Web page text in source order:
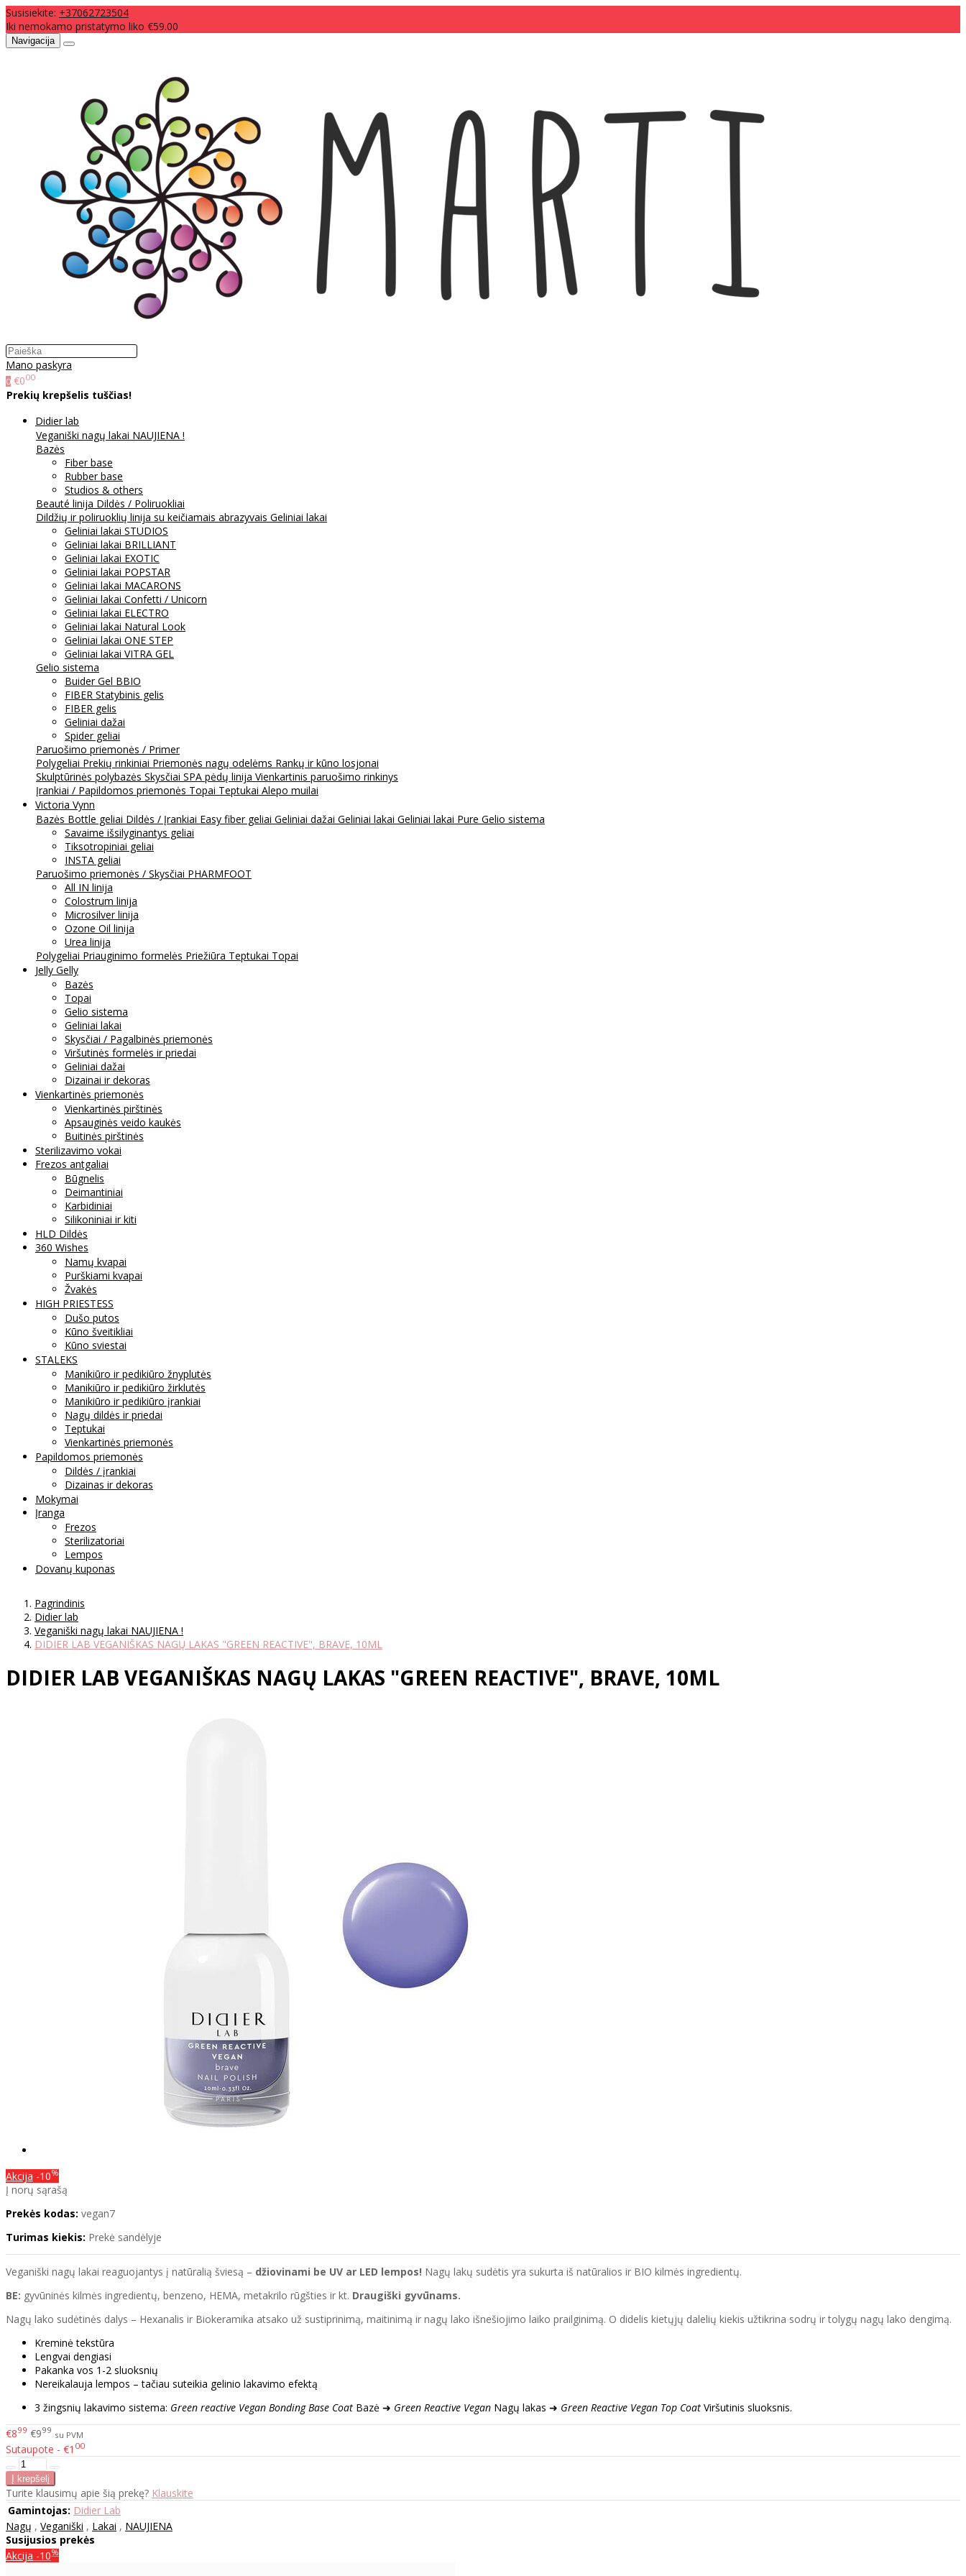
Susisiekite: +37062723504
Iki nemokamo pristatymo liko €59.00
Navigacija
Mano paskyra
0 €000
Prekių krepšelis tuščias!
Didier lab
Veganiški nagų lakai NAUJIENA !
Bazės
Fiber base
Rubber base
Studios & others
Beauté linija Dildės / Poliruokliai
Dildžių ir poliruoklių linija su keičiamais abrazyvais Geliniai lakai
Geliniai lakai STUDIOS
Geliniai lakai BRILLIANT
Geliniai lakai EXOTIC
Geliniai lakai POPSTAR
Geliniai lakai MACARONS
Geliniai lakai Confetti / Unicorn
Geliniai lakai ELECTRO
Geliniai lakai Natural Look
Geliniai lakai ONE STEP
Geliniai lakai VITRA GEL
Gelio sistema
Buider Gel BBIO
FIBER Statybinis gelis
FIBER gelis
Geliniai dažai
Spider geliai
Paruošimo priemonės / Primer
Polygeliai Prekių rinkiniai Priemonės nagų odelėms Rankų ir kūno losjonai
Skulptūrinės polybazės Skysčiai SPA pėdų linija Vienkartinis paruošimo rinkinys
Įrankiai / Papildomos priemonės Topai Teptukai Alepo muilai
Victoria Vynn
Bazės Bottle geliai Dildės / Įrankiai Easy fiber geliai Geliniai dažai Geliniai lakai Geliniai lakai Pure Gelio sistema
Savaime išsilyginantys geliai
Tiksotropiniai geliai
INSTA geliai
Paruošimo priemonės / Skysčiai PHARMFOOT
All IN linija
Colostrum linija
Microsilver linija
Ozone Oil linija
Urea linija
Polygeliai Priauginimo formelės Priežiūra Teptukai Topai
Jelly Gelly
Bazės
Topai
Gelio sistema
Geliniai lakai
Skysčiai / Pagalbinės priemonės
Viršutinės formelės ir priedai
Geliniai dažai
Dizainai ir dekoras
Vienkartinės priemonės
Vienkartinės pirštinės
Apsauginės veido kaukės
Buitinės pirštinės
Sterilizavimo vokai
Frezos antgaliai
Būgnelis
Deimantiniai
Karbidiniai
Silikoniniai ir kiti
HLD Dildės
360 Wishes
Namų kvapai
Purškiami kvapai
Žvakės
HIGH PRIESTESS
Dušo putos
Kūno šveitikliai
Kūno sviestai
STALEKS
Manikiūro ir pedikiūro žnyplutės
Manikiūro ir pedikiūro žirklutės
Manikiūro ir pedikiūro įrankiai
Nagų dildės ir priedai
Teptukai
Vienkartinės priemonės
Papildomos priemonės
Dildės / įrankiai
Dizainas ir dekoras
Mokymai
Įranga
Frezos
Sterilizatoriai
Lempos
Dovanų kuponas
Pagrindinis
Didier lab
Veganiški nagų lakai NAUJIENA !
DIDIER LAB VEGANIŠKAS NAGŲ LAKAS "GREEN REACTIVE", BRAVE, 10ML
DIDIER LAB VEGANIŠKAS NAGŲ LAKAS "GREEN REACTIVE", BRAVE, 10ML
Akcija -10%
Į norų sąrašą
Prekės kodas: vegan7
Turimas kiekis: Prekė sandėlyje
Veganiški nagų lakai reaguojantys į natūralią šviesą – džiovinami be UV ar LED lempos! Nagų lakų sudėtis yra sukurta iš natūralios ir BIO kilmės ingredientų.
BE: gyvūninės kilmės ingredientų, benzeno, HEMA, metakrilo rūgšties ir kt. Draugiški gyvūnams.
Nagų lako sudėtinės dalys – Hexanalis ir Biokeramika atsako už sustiprinimą, maitinimą ir nagų lako išnešiojimo laiko prailginimą. O didelis kietųjų dalelių kiekis užtikrina sodrų ir tolygų nagų lako dengimą.
Kreminė tekstūra
Lengvai dengiasi
Pakanka vos 1-2 sluoksnių
Nereikalauja lempos – tačiau suteikia gelinio lakavimo efektą
3 žingsnių lakavimo sistema: Green reactive Vegan Bonding Base Coat Bazė ➜ Green Reactive Vegan Nagų lakas ➜ Green Reactive Vegan Top Coat Viršutinis sluoksnis.
€899 €999 su PVM
Sutaupote - €1 00
Turite klausimų apie šią prekę? Klauskite
Gamintojas: Didier Lab
Nagų , Veganiški , Lakai , NAUJIENA
Susijusios prekės
Akcija -10%